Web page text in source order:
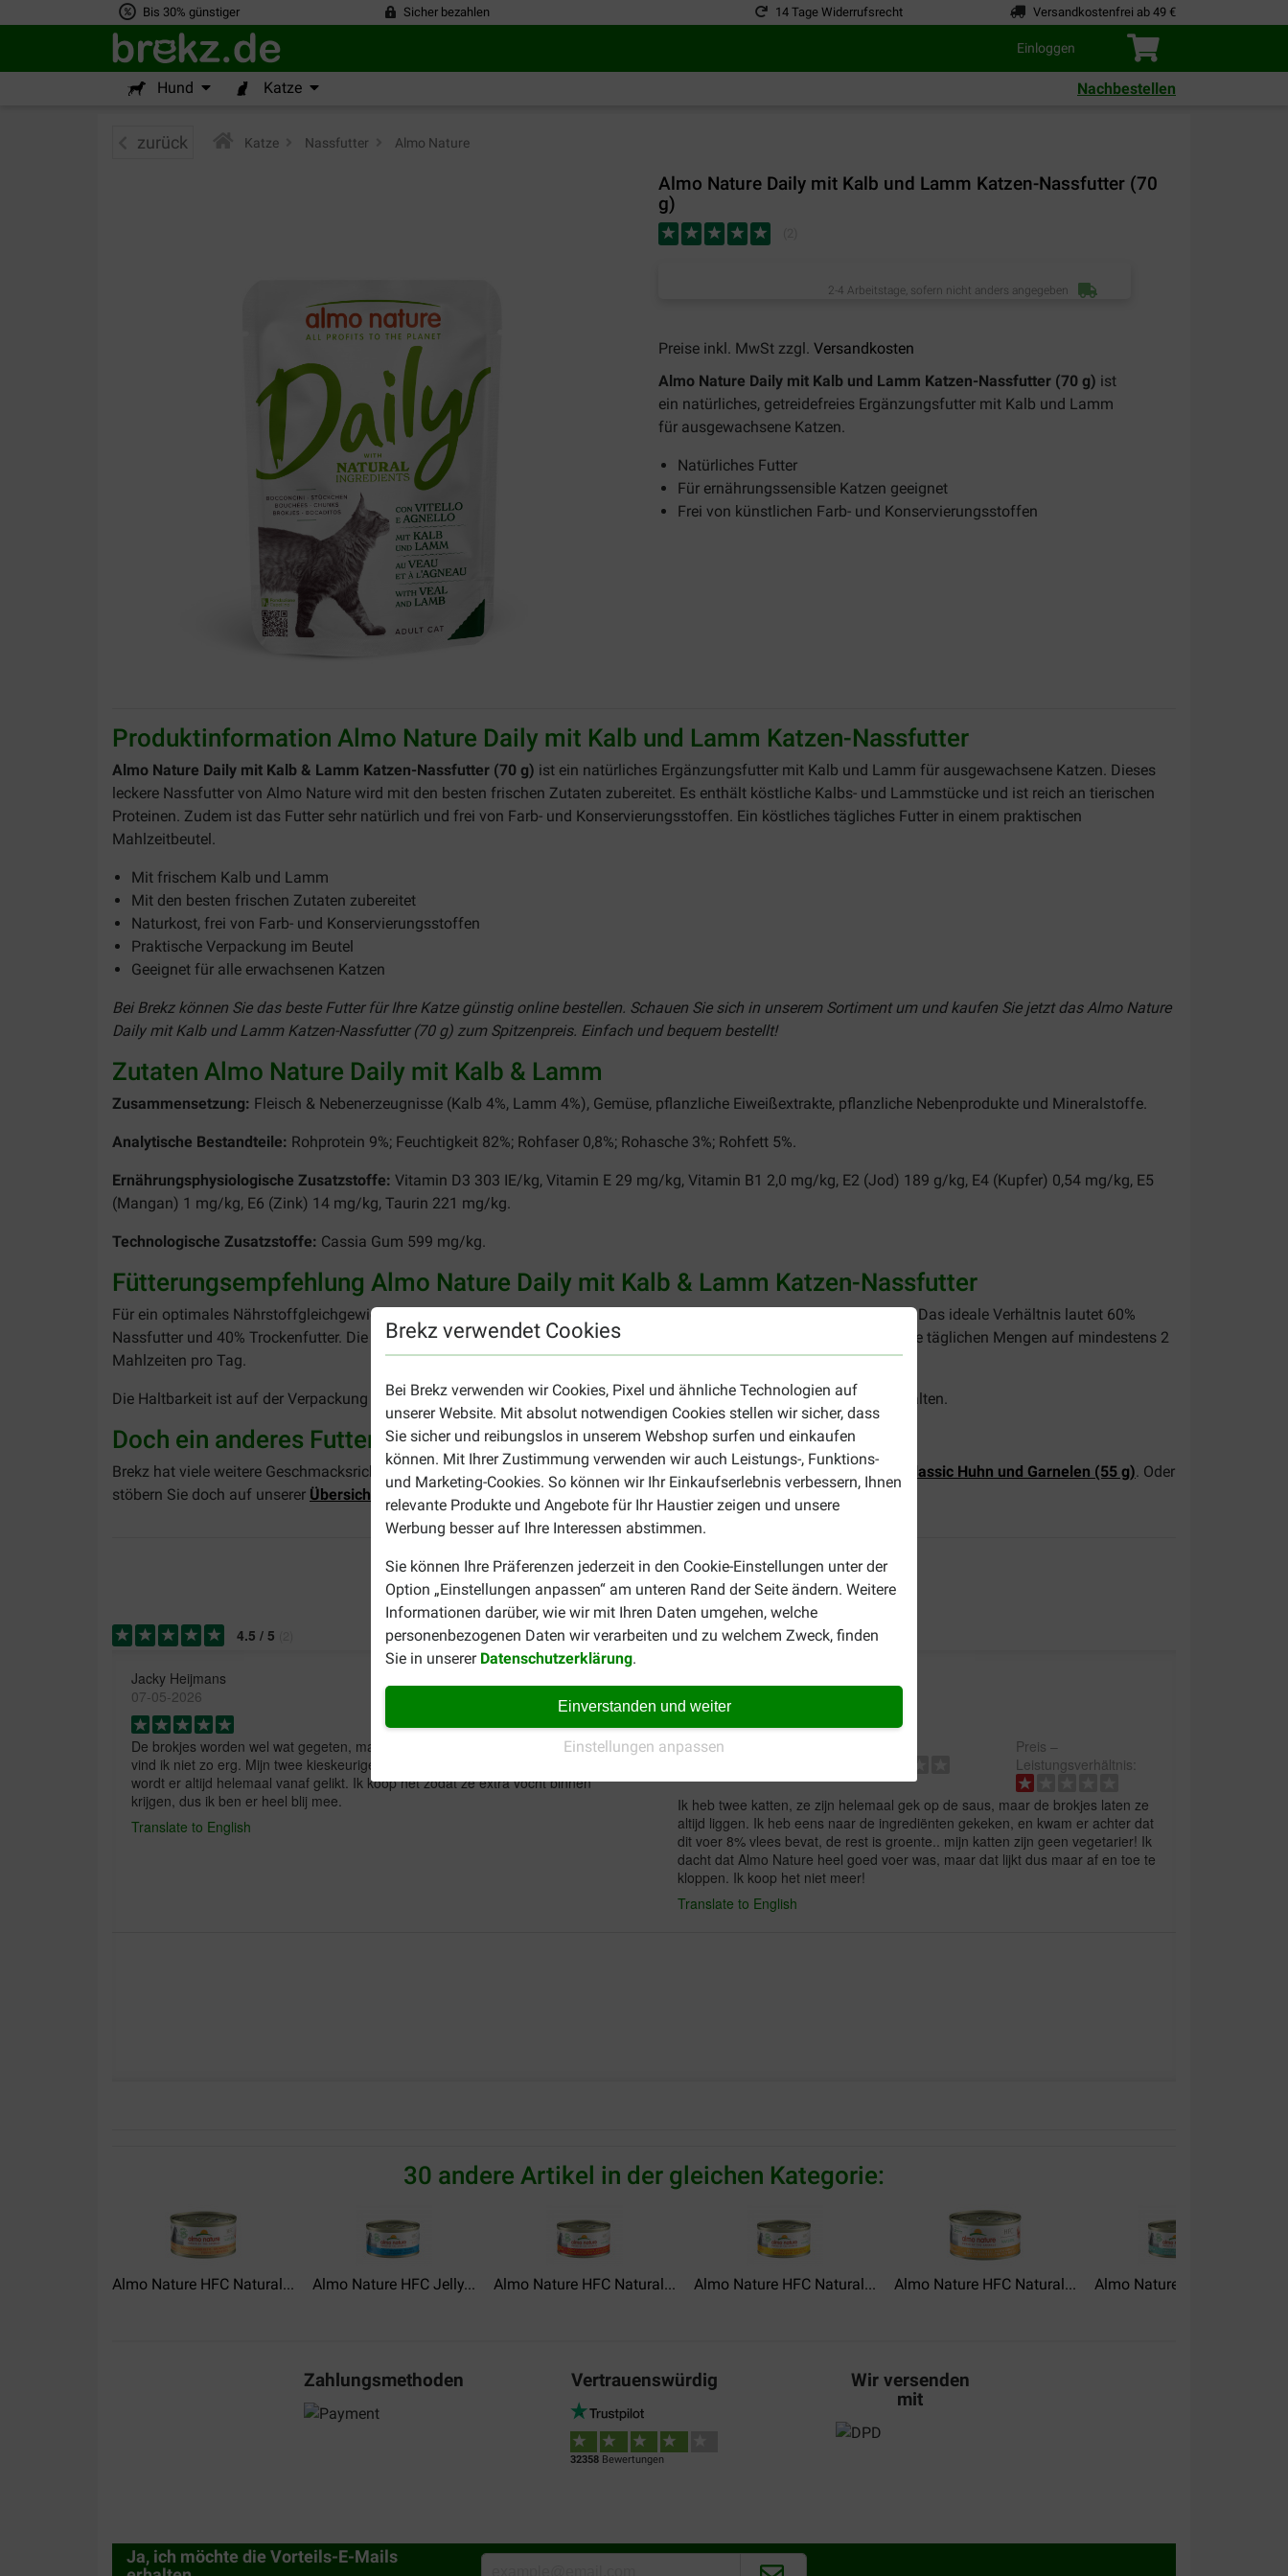
Bis 30% günstiger Sicher bezahlen 14 Tage Widerrufsrecht Versandkostenfrei ab 49 €
Einloggen
Hund Katze Nachbestellen
Brekz verwendet Cookies
Bei Brekz verwenden wir Cookies, Pixel und ähnliche Technologien auf
unserer Website. Mit absolut notwendigen Cookies stellen wir sicher, dass
Sie sicher und reibungslos in unserem Webshop surfen und einkaufen
können. Mit Ihrer Zustimmung verwenden wir auch Leistungs-, Funktions-
und Marketing-Cookies. So können wir Ihr Einkaufserlebnis verbessern, Ihnen
relevante Produkte und Angebote für Ihr Haustier zeigen und unsere
Werbung besser auf Ihre Interessen abstimmen.
Sie können Ihre Präferenzen jederzeit in den Cookie-Einstellungen unter der
Option „Einstellungen anpassen“ am unteren Rand der Seite ändern. Weitere
Informationen darüber, wie wir mit Ihren Daten umgehen, welche
personenbezogenen Daten wir verarbeiten und zu welchem Zweck, finden
Sie in unserer Datenschutzerklärung.
Einverstanden und weiter
Einstellungen anpassen
zurück Katze Nassfutter Almo Nature
Almo Nature Daily mit Kalb und Lamm Katzen-Nassfutter (70
g)
2-4 Arbeitstage, sofern nicht anders angegeben
Preise inkl. MwSt zzgl. Versandkosten
Almo Nature Daily mit Kalb und Lamm Katzen-Nassfutter (70 g) ist
ein natürliches, getreidefreies Ergänzungsfutter mit Kalb und Lamm
für ausgewachsene Katzen.
Natürliches Futter
Für ernährungssensible Katzen geeignet
Frei von künstlichen Farb- und Konservierungsstoffen
Produktinformation Almo Nature Daily mit Kalb und Lamm Katzen-Nassfutter
Almo Nature Daily mit Kalb & Lamm Katzen-Nassfutter (70 g) ist ein natürliches Ergänzungsfutter mit Kalb und Lamm für ausgewachsene Katzen. Dieses
leckere Nassfutter von Almo Nature wird mit den besten frischen Zutaten zubereitet. Es enthält köstliche Kalbs- und Lammstücke und ist reich an tierischen
Proteinen. Zudem ist das Futter sehr natürlich und frei von Farb- und Konservierungsstoffen. Ein köstliches tägliches Futter in einem praktischen
Mahlzeitbeutel.
Mit frischem Kalb und Lamm
Mit den besten frischen Zutaten zubereitet
Naturkost, frei von Farb- und Konservierungsstoffen
Praktische Verpackung im Beutel
Geeignet für alle erwachsenen Katzen
Bei Brekz können Sie das beste Futter für Ihre Katze günstig online bestellen. Schauen Sie sich in unserem Sortiment um und kaufen Sie jetzt das Almo Nature
Daily mit Kalb und Lamm Katzen-Nassfutter (70 g) zum Spitzenpreis. Einfach und bequem bestellt!
Zutaten Almo Nature Daily mit Kalb & Lamm
Zusammensetzung: Fleisch & Nebenerzeugnisse (Kalb 4%, Lamm 4%), Gemüse, pflanzliche Eiweißextrakte, pflanzliche Nebenprodukte und Mineralstoffe.
Analytische Bestandteile: Rohprotein 9%; Feuchtigkeit 82%; Rohfaser 0,8%; Rohasche 3%; Rohfett 5%.
Ernährungsphysiologische Zusatzstoffe: Vitamin D3 303 IE/kg, Vitamin E 29 mg/kg, Vitamin B1 2,0 mg/kg, E2 (Jod) 189 g/kg, E4 (Kupfer) 0,54 mg/kg, E5
(Mangan) 1 mg/kg, E6 (Zink) 14 mg/kg, Taurin 221 mg/kg.
Technologische Zusatzstoffe: Cassia Gum 599 mg/kg.
Fütterungsempfehlung Almo Nature Daily mit Kalb & Lamm Katzen-Nassfutter
Für ein optimales Nährstoffgleichgewicht empfiehlt Almo Nature zwischen allen Fleisch- und Fischarten abzuwechseln. Das ideale Verhältnis lautet 60%
Nassfutter und 40% Trockenfutter. Die empfohlenen Tagesmengen sind auf der Verpackung angegeben. Verteilen Sie die täglichen Mengen auf mindestens 2
Mahlzeiten pro Tag.
Die Haltbarkeit ist auf der Verpackung angegeben und reicht in der Regel aus, wenn Sie die empfohlene Dosierung einhalten.
Doch ein anderes Futter?
Brekz hat viele weitere Geschmacksrichtungen von Almo Nature im Angebot. Probieren Sie zum Beispiel Almo Nature Classic Huhn und Garnelen (55 g). Oder
stöbern Sie doch auf unserer Übersichtsseite für Almo Nature Katzenfutter.
4.5 / 5
Jacky Heijmans
07-05-2026
De brokjes worden wel wat gegeten, maar niet echt. Het is een bijvoer, dus dat
vind ik niet zo erg. Mijn twee kieskeurige katten zijn echt dol op de saus, die
wordt er altijd helemaal vanaf gelikt. Ik koop het zodat ze extra vocht binnen
krijgen, dus ik ben er heel blij mee.
Translate to English
16-10-2023
Lieferung:
Preis –
Leistungsverhältnis:
Ik heb twee katten, ze zijn helemaal gek op de saus, maar de brokjes laten ze
altijd liggen. Ik heb eens naar de ingrediënten gekeken, en kwam er achter dat
dit voer 8% vlees bevat, de rest is groente.. mijn katten zijn geen vegetarier! Ik
dacht dat Almo Nature heel goed voer was, maar dat lijkt dus maar af en toe te
kloppen. Ik koop het niet meer!
Translate to English
30 andere Artikel in der gleichen Kategorie:
Almo Nature HFC Natural... Almo Nature HFC Jelly... Almo Nature HFC Natural... Almo Nature HFC Natural... Almo Nature HFC Natural... Almo Nature HFC Jelly...
Zahlungsmethoden Vertrauenswürdig
32358Bewertungen
Wir versenden
mit
Ja, ich möchte die Vorteils-E-Mails